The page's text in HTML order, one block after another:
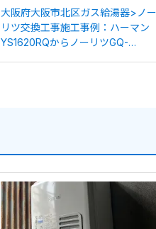
大阪府大阪市北区ガス給湯器>ノー
リツ交換工事施工事例：ハーマン
YS1620RQからノーリツGQ-